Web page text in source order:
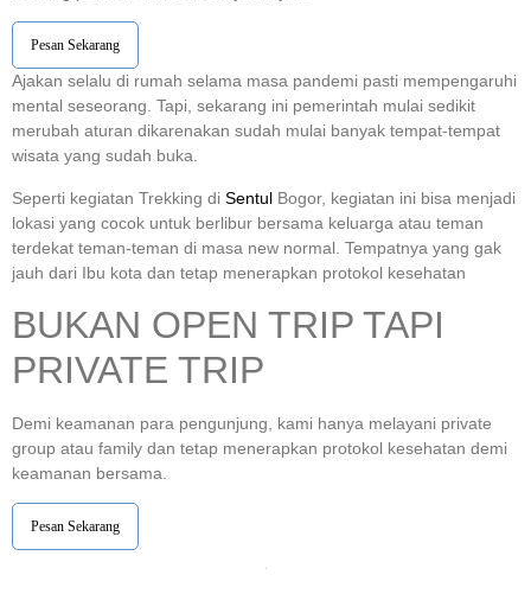
Pesan Sekarang
Ajakan selalu di rumah selama masa pandemi pasti mempengaruhi
mental seseorang. Tapi, sekarang ini pemerintah mulai sedikit
merubah aturan dikarenakan sudah mulai banyak tempat-tempat
wisata yang sudah buka.
Seperti kegiatan Trekking di Sentul Bogor, kegiatan ini bisa menjadi
lokasi yang cocok untuk berlibur bersama keluarga atau teman
terdekat teman-teman di masa new normal. Tempatnya yang gak
jauh dari Ibu kota dan tetap menerapkan protokol kesehatan
BUKAN OPEN TRIP TAPI
PRIVATE TRIP
Demi keamanan para pengunjung, kami hanya melayani private
group atau family dan tetap menerapkan protokol kesehatan demi
keamanan bersama.
Pesan Sekarang